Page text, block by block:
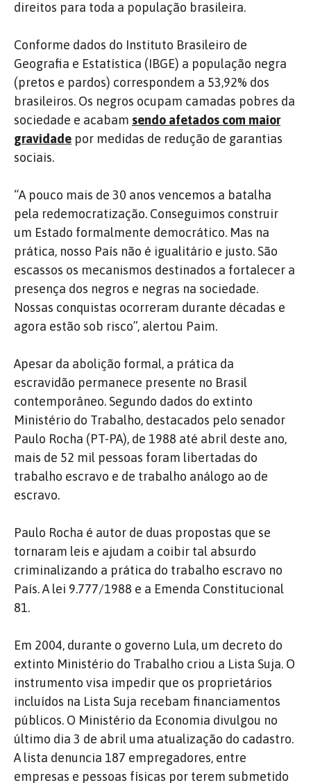
direitos para toda a população brasileira.
Conforme dados do Instituto Brasileiro de
Geografia e Estatística (IBGE) a população negra
(pretos e pardos) correspondem a 53,92% dos
brasileiros. Os negros ocupam camadas pobres da
sociedade e acabam sendo afetados com maior
gravidade por medidas de redução de garantias
sociais.
“A pouco mais de 30 anos vencemos a batalha
pela redemocratização. Conseguimos construir
um Estado formalmente democrático. Mas na
prática, nosso País não é igualitário e justo. São
escassos os mecanismos destinados a fortalecer a
presença dos negros e negras na sociedade.
Nossas conquistas ocorreram durante décadas e
agora estão sob risco”, alertou Paim.
Apesar da abolição formal, a prática da
escravidão permanece presente no Brasil
contemporâneo. Segundo dados do extinto
Ministério do Trabalho, destacados pelo senador
Paulo Rocha (PT-PA), de 1988 até abril deste ano,
mais de 52 mil pessoas foram libertadas do
trabalho escravo e de trabalho análogo ao de
escravo.
Paulo Rocha é autor de duas propostas que se
tornaram leis e ajudam a coibir tal absurdo
criminalizando a prática do trabalho escravo no
País. A lei 9.777/1988 e a Emenda Constitucional
81.
Em 2004, durante o governo Lula, um decreto do
extinto Ministério do Trabalho criou a Lista Suja. O
instrumento visa impedir que os proprietários
incluídos na Lista Suja recebam financiamentos
públicos. O Ministério da Economia divulgou no
último dia 3 de abril uma atualização do cadastro.
A lista denuncia 187 empregadores, entre
empresas e pessoas físicas por terem submetido